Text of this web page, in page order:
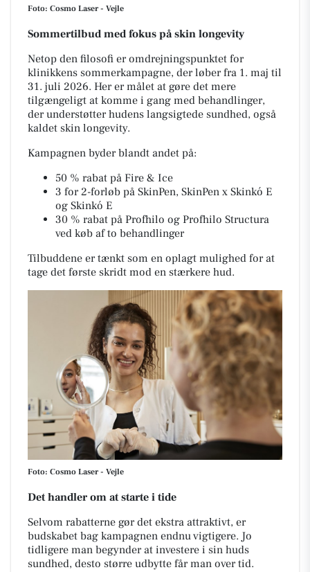
Foto: Cosmo Laser - Vejle
Sommertilbud med fokus på skin longevity
Netop den filosofi er omdrejningspunktet for
klinikkens sommerkampagne, der løber fra 1. maj til
31. juli 2026. Her er målet at gøre det mere
tilgængeligt at komme i gang med behandlinger,
der understøtter hudens langsigtede sundhed, også
kaldet skin longevity.
Kampagnen byder blandt andet på:
50 % rabat på Fire & Ice
3 for 2-forløb på SkinPen, SkinPen x Skinkó E
og Skinkó E
30 % rabat på Profhilo og Profhilo Structura
ved køb af to behandlinger
Tilbuddene er tænkt som en oplagt mulighed for at
tage det første skridt mod en stærkere hud.
Foto: Cosmo Laser - Vejle
Det handler om at starte i tide
Selvom rabatterne gør det ekstra attraktivt, er
budskabet bag kampagnen endnu vigtigere. Jo
tidligere man begynder at investere i sin huds
sundhed, desto større udbytte får man over tid.